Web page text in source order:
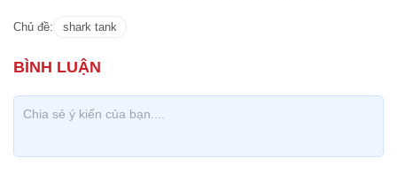
Chủ đề: shark tank